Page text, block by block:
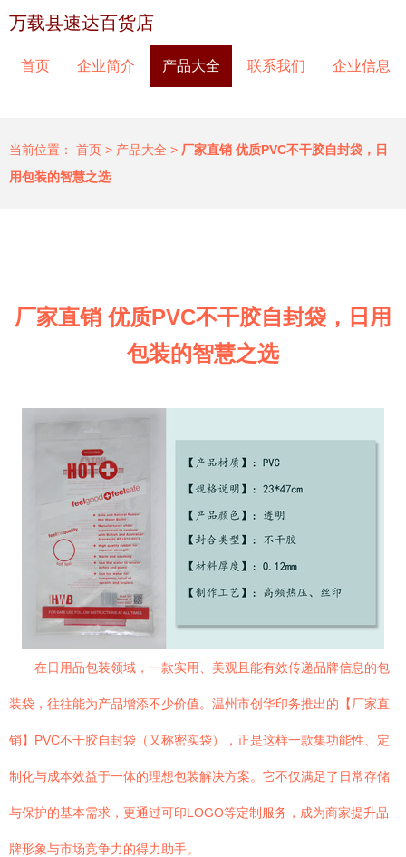
万载县速达百货店
首页 企业简介 产品大全 联系我们 企业信息
当前位置： 首页 > 产品大全 > 厂家直销 优质PVC不干胶自封袋，日
用包装的智慧之选
厂家直销 优质PVC不干胶自封袋，日用
包装的智慧之选
在日用品包装领域，一款实用、美观且能有效传递品牌信息的包
装袋，往往能为产品增添不少价值。温州市创华印务推出的【厂家直
销】PVC不干胶自封袋（又称密实袋），正是这样一款集功能性、定
制化与成本效益于一体的理想包装解决方案。它不仅满足了日常存储
与保护的基本需求，更通过可印LOGO等定制服务，成为商家提升品
牌形象与市场竞争力的得力助手。